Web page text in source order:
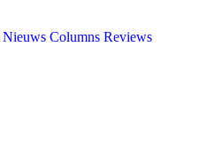
Nieuws Columns Reviews